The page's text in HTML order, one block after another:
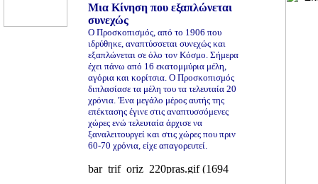
Μια Κίνηση που εξαπλώνεται
συνεχώς
Ο Προσκοπισμός, από το 1906 που
ιδρύθηκε, αναπτύσσεται συνεχώς και
εξαπλώνεται σε όλο τον Κόσμο. Σήμερα
έχει πάνω από 16 εκατομμύρια μέλη,
αγόρια και κορίτσια. Ο Προσκοπισμός
διπλασίασε τα μέλη του τα τελευταία 20
χρόνια. 'Eνα μεγάλο μέρος αυτής της
επέκτασης έγινε στις αναπτυσσόμενες
χώρες ενώ τελευταία άρχισε να
ξαναλειτουργεί και στις χώρες που πριν
60-70 χρόνια, είχε απαγορευτεί.